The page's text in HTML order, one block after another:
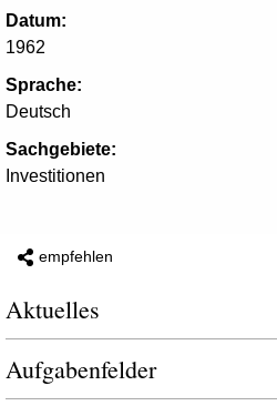
Datum:
1962
Sprache:
Deutsch
Sachgebiete:
Investitionen
empfehlen
Aktuelles
Aufgabenfelder